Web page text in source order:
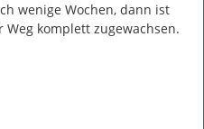
wenige Wochen, dann ist
Weg komplett zugewachsen.